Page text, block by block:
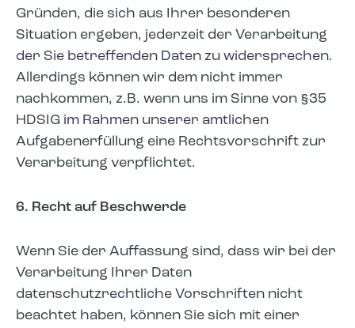
Gründen, die sich aus Ihrer besonderen
Situation ergeben, jederzeit der Verarbeitung
der Sie betreffenden Daten zu widersprechen.
Allerdings können wir dem nicht immer
nachkommen, z.B. wenn uns im Sinne von §35
HDSIG im Rahmen unserer amtlichen
Aufgabenerfüllung eine Rechtsvorschrift zur
Verarbeitung verpflichtet.
6. Recht auf Beschwerde
Wenn Sie der Auffassung sind, dass wir bei der
Verarbeitung Ihrer Daten
datenschutzrechtliche Vorschriften nicht
beachtet haben, können Sie sich mit einer